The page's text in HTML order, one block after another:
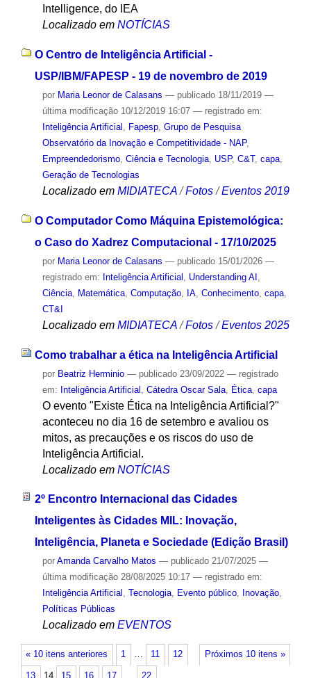
Intelligence, do IEA
Localizado em NOTÍCIAS
O Centro de Inteligência Artificial -
USP/IBM/FAPESP - 19 de novembro de 2019
por Maria Leonor de Calasans — publicado18/11/2019 —
última modificação10/12/2019 16:07 — registrado em:
Inteligência Artificial , Fapesp, Grupo de Pesquisa
Observatório da Inovação e Competitividade - NAP,
Empreendedorismo, Ciência e Tecnologia, USP, C&T, capa,
Geração de Tecnologias
Localizado em MIDIATECA /Fotos /Eventos 2019
O Computador Como Máquina Epistemológica:
o Caso do Xadrez Computacional - 17/10/2025
por Maria Leonor de Calasans — publicado15/01/2026 —
registrado em: Inteligência Artificial Understanding AI
Ciência, Matemática, Computação, IA, Conhecimento, capa,
CT&I
Localizado em MIDIATECA /Fotos /Eventos 2025
Como trabalhar a ética na Inteligência Artificial
por Beatriz Herminio — publicado23/09/2022 — registrado
em: Inteligência Artificial Cátedra Oscar Sala, Ética, capa
O evento "Existe Ética na Inteligência Artificial?"
aconteceu no dia 16 de setembro e avaliou os
mitos, as precauções e os riscos do uso de
Inteligência Artificial.
Localizado em NOTÍCIAS
2º Encontro Internacional das Cidades
Inteligentes às Cidades MIL: Inovação,
Inteligência, Planeta e Sociedade (Edição Brasil)
por Amanda Carvalho Matos — publicado21/07/2025 —
última modificação28/08/2025 10:17 — registrado em:
Inteligência Artificial , Tecnologia, Evento público, Inovação,
Políticas Públicas
Localizado em EVENTOS
« 10 itens anteriores Próximos 10 itens »
1 … 11 12
13 14 15 16 17 22